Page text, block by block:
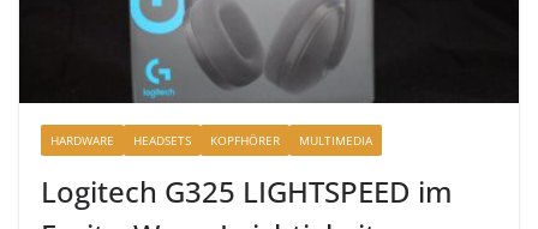
HARDWARE HEADSETS KOPFHÖRER MULTIMEDIA
Logitech G325 LIGHTSPEED im